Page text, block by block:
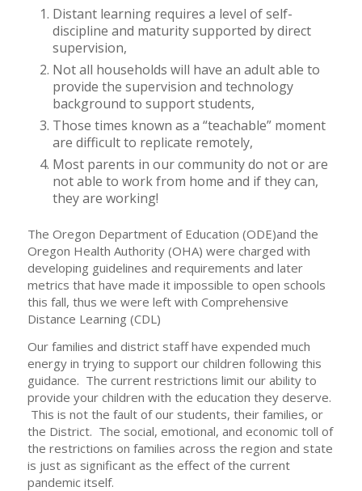
Distant learning requires a level of self-
discipline and maturity supported by direct
supervision,
Not all households will have an adult able to
provide the supervision and technology
background to support students,
Those times known as a “teachable” moment
are difficult to replicate remotely,
Most parents in our community do not or are
not able to work from home and if they can,
they are working!
The Oregon Department of Education (ODE)and the
Oregon Health Authority (OHA) were charged with
developing guidelines and requirements and later
metrics that have made it impossible to open schools
this fall, thus we were left with Comprehensive
Distance Learning (CDL)
Our families and district staff have expended much
energy in trying to support our children following this
guidance. The current restrictions limit our ability to
provide your children with the education they deserve.
This is not the fault of our students, their families, or
the District. The social, emotional, and economic toll of
the restrictions on families across the region and state
is just as significant as the effect of the current
pandemic itself.